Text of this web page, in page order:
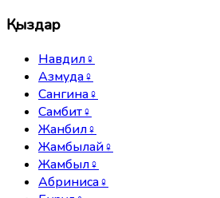
Қыздар
Навдил♀
Азмуда♀
Сангина♀
Самбит♀
Жанбил♀
Жамбылай♀
Жамбыл♀
Абриниса♀